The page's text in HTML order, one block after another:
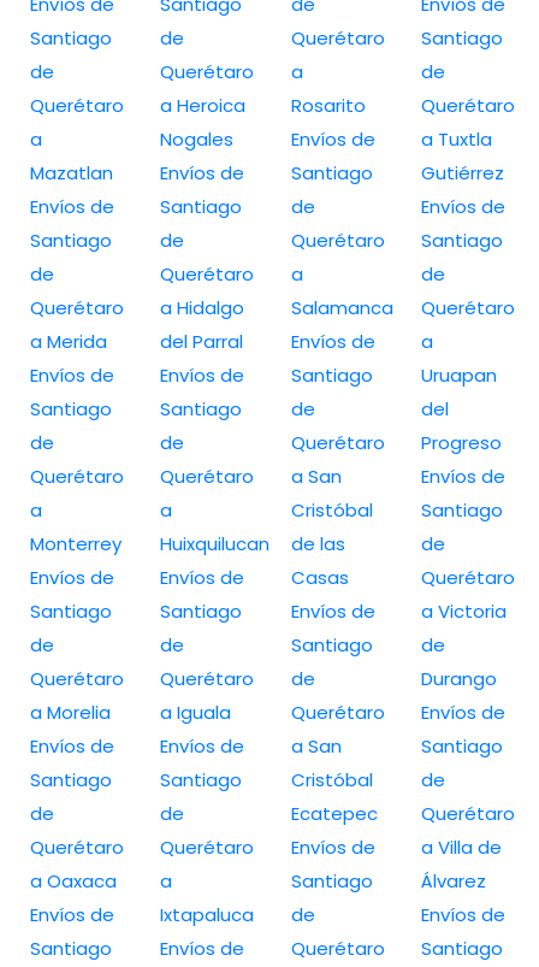
Santiago
de
Querétaro
a
Mazatlan
Envíos de
Santiago
de
Querétaro
a Merida
Envíos de
Santiago
de
Querétaro
a
Monterrey
Envíos de
Santiago
de
Querétaro
a Morelia
Envíos de
Santiago
de
Querétaro
a Oaxaca
Envíos de
Santiago
de
Querétaro
a Heroica
Nogales
Envíos de
Santiago
de
Querétaro
a Hidalgo
del Parral
Envíos de
Santiago
de
Querétaro
a
Huixquilucan
Envíos de
Santiago
de
Querétaro
a Iguala
Envíos de
Santiago
de
Querétaro
a
Ixtapaluca
Envíos de
Querétaro
a
Rosarito
Envíos de
Santiago
de
Querétaro
a
Salamanca
Envíos de
Santiago
de
Querétaro
a San
Cristóbal
de las
Casas
Envíos de
Santiago
de
Querétaro
a San
Cristóbal
Ecatepec
Envíos de
Santiago
de
Querétaro
Santiago
de
Querétaro
a Tuxtla
Gutiérrez
Envíos de
Santiago
de
Querétaro
a
Uruapan
del
Progreso
Envíos de
Santiago
de
Querétaro
a Victoria
de
Durango
Envíos de
Santiago
de
Querétaro
a Villa de
Álvarez
Envíos de
Santiago